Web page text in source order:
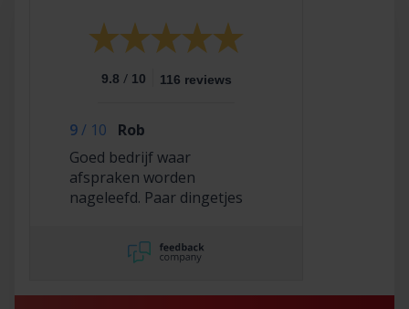
9.8 / 10 116 reviews
9/ 10
Rob
Goed bedrijf waar
afspraken worden
nageleefd. Paar dingetjes
korting gekregen. Duurde
lang eer ik de sleutel
met excuses , maar na